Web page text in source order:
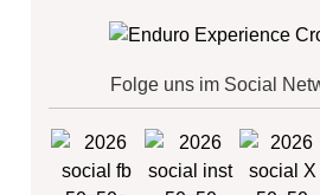
Folge uns im Social